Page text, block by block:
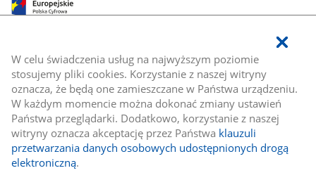
W celu świadczenia usług na najwyższym poziomie
stosujemy pliki cookies. Korzystanie z naszej witryny
oznacza, że będą one zamieszczane w Państwa urządzeniu.
W każdym momencie można dokonać zmiany ustawień
Państwa przeglądarki. Dodatkowo, korzystanie z naszej
witryny oznacza akceptację przez Państwa klauzuli
przetwarzania danych osobowych udostępnionych drogą
elektroniczną.